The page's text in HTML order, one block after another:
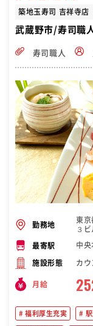
築地玉寿司 吉祥寺店
武蔵野市/寿司職
寿司職人
勤務地
東京
３
最寄駅 中央
施設形態 カウ
月給
福利厚生充実